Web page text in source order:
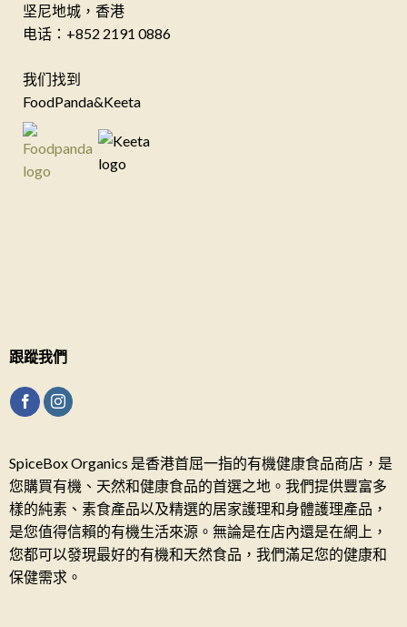
坚尼地城，香港
电话：+852 2191 0886
我们找到
FoodPanda&Keeta
跟蹤我們
SpiceBox Organics 是香港首屈一指的有機健康食品商店，是
您購買有機、天然和健康食品的首選之地。我們提供豐富多
樣的純素、素食產品以及精選的居家護理和身體護理產品，
是您值得信賴的有機生活來源。無論是在店內還是在網上，
您都可以發現最好的有機和天然食品，我們滿足您的健康和
保健需求。